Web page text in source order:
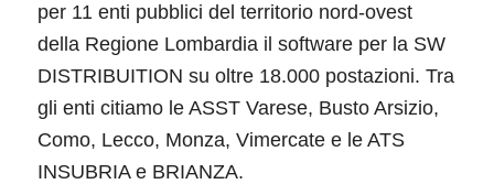
per 11 enti pubblici del territorio nord-ovest
della Regione Lombardia il software per la SW
DISTRIBUITION su oltre 18.000 postazioni. Tra
gli enti citiamo le ASST Varese, Busto Arsizio,
Como, Lecco, Monza, Vimercate e le ATS
INSUBRIA e BRIANZA.